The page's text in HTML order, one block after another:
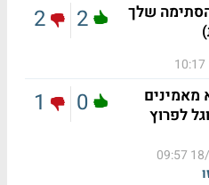
שלך
2
2
לפרוץ
18/
0
1